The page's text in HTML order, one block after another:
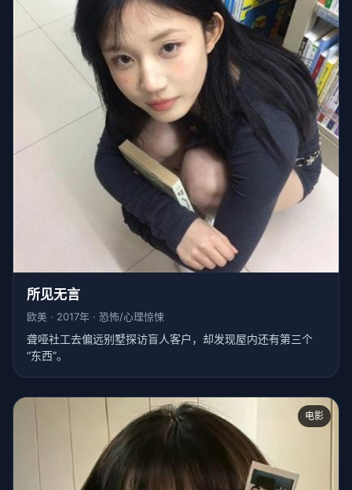
所见无言
欧美 · 2017年 · 恐怖/心理惊悚
聋哑社工去偏远别墅探访盲人客户，却发现屋内还有第三个
“东西”。
电影